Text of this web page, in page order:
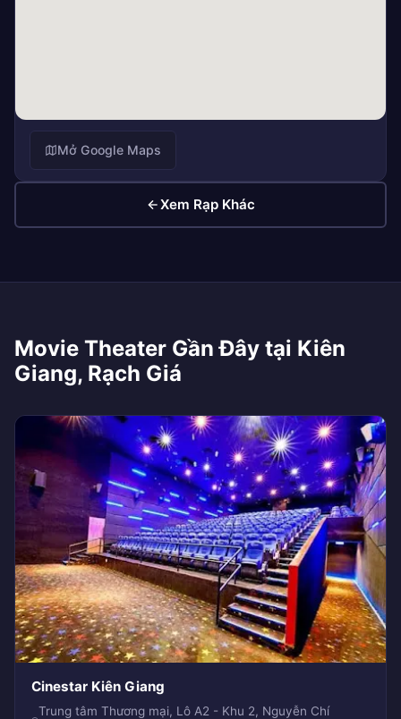
Mở Google Maps
Xem Rạp Khác
Movie Theater Gần Đây tại Kiên
Giang, Rạch Giá
Cinestar Kiên Giang
Trung tâm Thương mại, Lô A2 - Khu 2, Nguyễn Chí